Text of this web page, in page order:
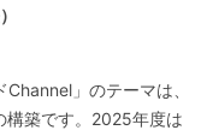
」のテーマは、
構築です。2025年度は